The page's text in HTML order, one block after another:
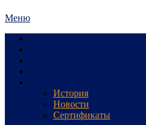
Меню
История
Новости
Сертификаты